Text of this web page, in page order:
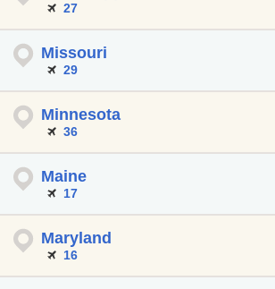
27
Missouri
29
Minnesota
36
Maine
17
Maryland
16